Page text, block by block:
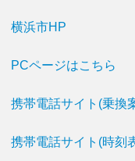
横浜市HP
PCページはこちら
携帯電話サイト(乗換
携帯電話サイト(時刻